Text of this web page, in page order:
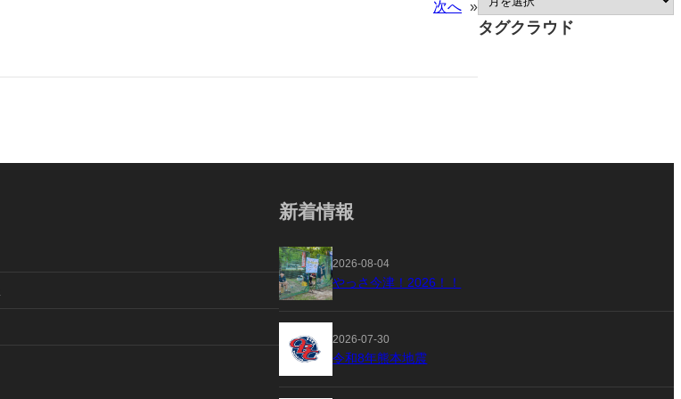
次へ »
タグクラウド
新着情報
2026-08-04
やっさ今津！2026！！
2026-07-30
令和8年熊本地震